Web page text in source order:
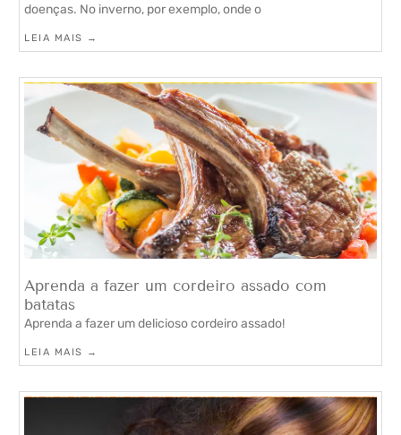
doenças. No inverno, por exemplo, onde o
LEIA MAIS →
Aprenda a fazer um cordeiro assado com
batatas
Aprenda a fazer um delicioso cordeiro assado!
LEIA MAIS →